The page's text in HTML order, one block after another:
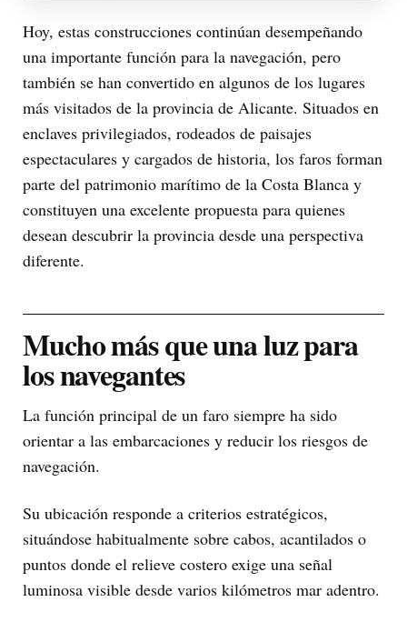
Hoy, estas construcciones continúan desempeñando
una importante función para la navegación, pero
también se han convertido en algunos de los lugares
más visitados de la provincia de Alicante. Situados en
enclaves privilegiados, rodeados de paisajes
espectaculares y cargados de historia, los faros forman
parte del patrimonio marítimo de la Costa Blanca y
constituyen una excelente propuesta para quienes
desean descubrir la provincia desde una perspectiva
diferente.
Mucho más que una luz para
los navegantes
La función principal de un faro siempre ha sido
orientar a las embarcaciones y reducir los riesgos de
navegación.
Su ubicación responde a criterios estratégicos,
situándose habitualmente sobre cabos, acantilados o
puntos donde el relieve costero exige una señal
luminosa visible desde varios kilómetros mar adentro.